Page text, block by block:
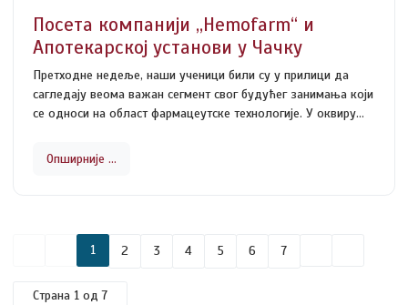
Посета компанији ,,Hemofarm“ и
Апотекарској установи у Чачку
Претходне недеље, наши ученици били су у прилици да
сагледају веома важан сегмент свог будућег занимања који
се односи на област фармацеутске технологије. У оквиру
установе у Чачку и компанију ,,Hemofarm“ у Шапцу.
Опширније …
1 2 3 4 5 6 7
Страна 1 од 7